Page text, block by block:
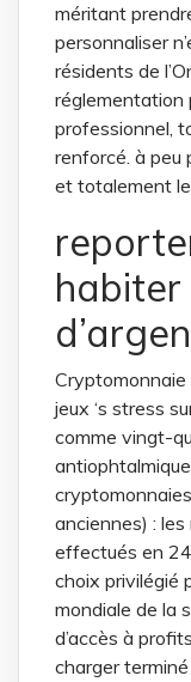
méritant
personnaliser
résidents de
réglementation
professionnel,
renforcé. à peu
et totalement
habiter
jeux ‘s stress
comme vingt-
anciennes) :
effectués en
choix privilégié
mondiale de la
d’accès à
charger